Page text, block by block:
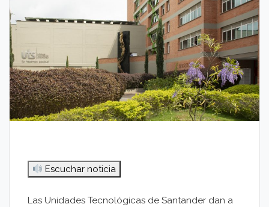
Escuchar noticia
Las Unidades Tecnológicas de Santander dan a